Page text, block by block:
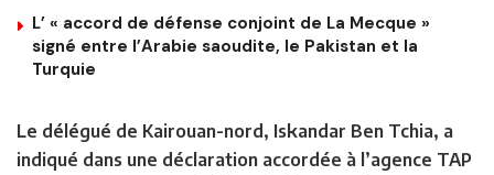
L’ « accord de défense conjoint de La Mecque »
signé entre l’Arabie saoudite, le Pakistan et la
Turquie
Le délégué de Kairouan-nord, Iskandar Ben Tchia, a
indiqué dans une déclaration accordée à l’agence TAP